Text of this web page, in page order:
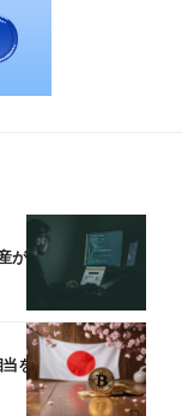
が盗まれる
を追加購入──累計